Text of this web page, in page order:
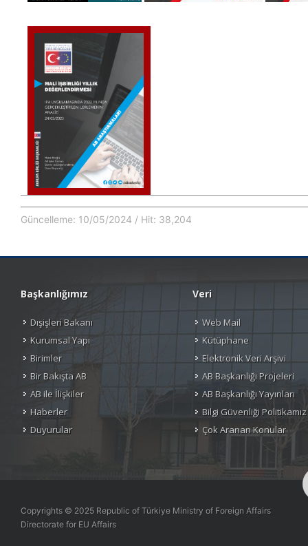
Güncelleme: 10/05/2024 / Hit: 38,204
Başkanlığımız
Dışişleri Bakanı
Kurumsal Yapı
Birimler
Bir Bakışta AB
AB ile İlişkiler
Haberler
Duyurular
Veri
Web Mail
Kütüphane
Elektronik Veri Arşivi
AB Başkanlığı Projeleri
AB Başkanlığı Yayınları
Bilgi Güvenliği Politikamız
Çok Aranan Konular
Copyrights © 2025 Republic of Türkiye Ministry of Foreign Affairs
Directorate for EU Affairs